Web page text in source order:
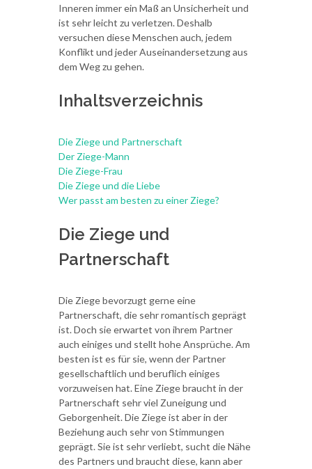
Inneren immer ein Maß an Unsicherheit und
ist sehr leicht zu verletzen. Deshalb
versuchen diese Menschen auch, jedem
Konflikt und jeder Auseinandersetzung aus
dem Weg zu gehen.
Inhaltsverzeichnis
Die Ziege und Partnerschaft
Der Ziege-Mann
Die Ziege-Frau
Die Ziege und die Liebe
Wer passt am besten zu einer Ziege?
Die Ziege und
Partnerschaft
Die Ziege bevorzugt gerne eine
Partnerschaft, die sehr romantisch geprägt
ist. Doch sie erwartet von ihrem Partner
auch einiges und stellt hohe Ansprüche. Am
besten ist es für sie, wenn der Partner
gesellschaftlich und beruflich einiges
vorzuweisen hat. Eine Ziege braucht in der
Partnerschaft sehr viel Zuneigung und
Geborgenheit. Die Ziege ist aber in der
Beziehung auch sehr von Stimmungen
geprägt. Sie ist sehr verliebt, sucht die Nähe
des Partners und braucht diese, kann aber